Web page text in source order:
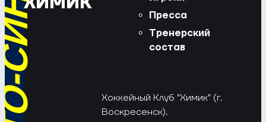
Пресса
Тренерский
состав
Хоккейный Клуб "Химик" (г.
Воскресенск).